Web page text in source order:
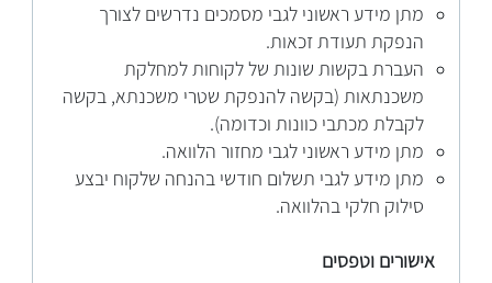
מתן מידע ראשוני לגבי מסמכים נדרשים לצורך
הנפקת תעודת זכאות.
העברת בקשות שונות של לקוחות למחלקת
משכנתאות (בקשה להנפקת שטרי משכנתא, בקשה
לקבלת מכתבי כוונות וכדומה).
מתן מידע ראשוני לגבי מחזור הלוואה.
מתן מידע לגבי תשלום חודשי בהנחה שלקוח יבצע
סילוק חלקי בהלוואה.
אישורים וטפסים